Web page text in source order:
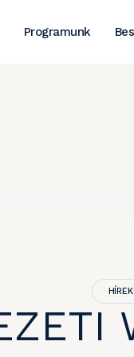
Programunk
HÍREK